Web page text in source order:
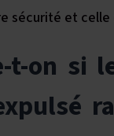
sécurité et
t-on si